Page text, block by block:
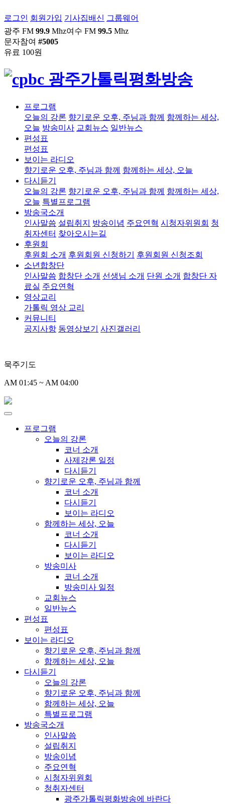
로그인 회원가입 기사집배신 그룹웨어
광주 FM 99.9 Mhz여수 FM 99.5 Mhz
문자참여 #5005
유료 100원
프로그램
오늘의 강론 향기로운 오후, 주님과 함께 함께하는 세상,
오늘 방송미사 교회뉴스 일반뉴스
편성표
편성표
보이는 라디오
향기로운 오후, 주님과 함께 함께하는 세상, 오늘
다시듣기
오늘의 강론 향기로운 오후, 주님과 함께 함께하는 세상,
오늘 특별프로그램
방송국소개
인사말씀 설립취지 방송이념 주요연혁 시청자위원회 청
취자센터 찾아오시는길
후원회
후원회 소개 후원회원 신청하기
후원회원 신청조회
소년합창단
인사말씀 합창단 소개 선생님 소개 단원 소개 합창단 자
료실 주요연혁
영상교리
가톨릭 영상 교리
커뮤니티
공지사항 동영상보기 사진갤러리
묵주기도
AM 01:45 ~ AM 04:00
프로그램
오늘의 강론
코너 소개
사제강론 일정
다시듣기
향기로운 오후, 주님과 함께
코너 소개
다시듣기
보이는 라디오
함께하는 세상, 오늘
코너 소개
다시듣기
보이는 라디오
방송미사
코너 소개
방송미사 일정
교회뉴스
일반뉴스
편성표
편성표
보이는 라디오
향기로운 오후, 주님과 함께
함께하는 세상, 오늘
다시듣기
오늘의 강론
향기로운 오후, 주님과 함께
함께하는 세상, 오늘
특별프로그램
방송국소개
인사말씀
설립취지
방송이념
주요연혁
시청자위원회
청취자센터
광주가톨릭평화방송에 바란다